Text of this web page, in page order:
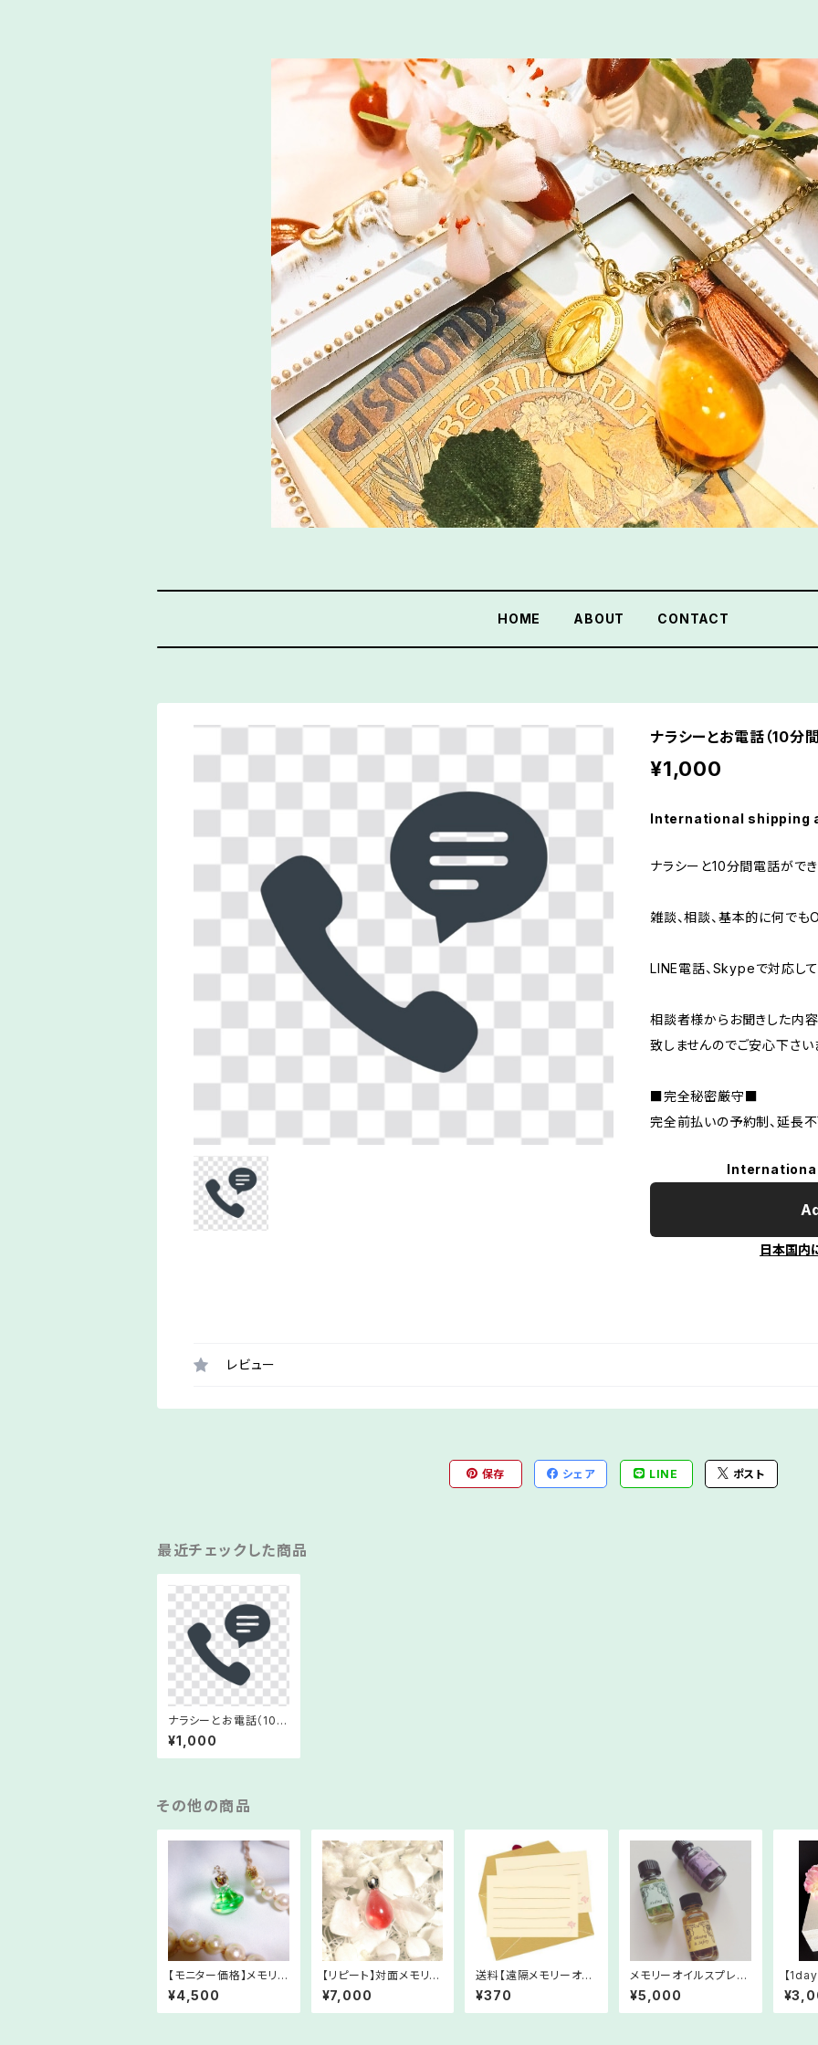
HOME ABOUT CONTACT
ナラシーとお電話（10分間
¥1,000
International shipping
ナラシーと10分間電話ができ
雑談、相談、基本的に何でも
LINE電話、Skypeで対応して
相談者様からお聞きした内
致しませんのでご安心下さい
■完全秘密厳守■
完全前払いの予約制、延長不
日本国内
レビュー
保存 シェア LINE ポスト
最近チェックした商品
ナラシーとお電話（10分
間）
¥1,000
その他の商品
【モニター価格】メモリー
オイル「億万長者ブレン
ド」【期間限定】
¥4,500
【リピート】対面メモリー
オイルセッション
¥7,000
送料【遠隔メモリーオイ
ルセッション専用】
¥370
メモリーオイルスプレー
（10ml）
¥5,000
【
験レ